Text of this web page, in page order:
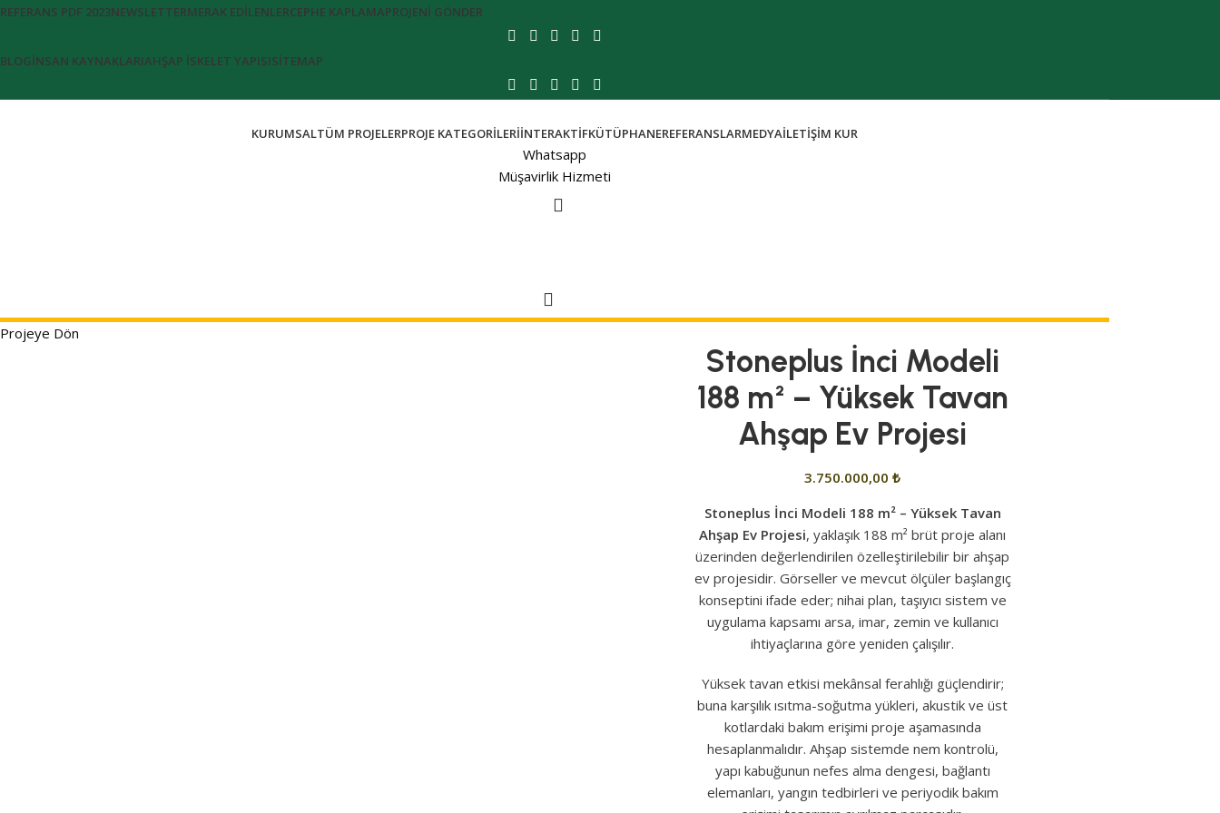
REFERANS PDF 2023NEWSLETTERMERAK EDİLENLERCEPHE KAPLAMAPROJENI GÖNDER
BLOG İNSAN KAYNAKLARIAHŞAP İSKELET YAPISISITEMAP
KURUMSALTÜM PROJELERPROJE KATEGORILERIİNTERAKTIFKÜTÜPHANEREFERANSLARMEDYAİLETIŞIM KUR
Whatsapp
Müşavirlik Hizmeti
Projeye Dön
Stoneplus İnci Modeli
188 m² – Yüksek Tavan
Ahşap Ev Projesi
3.750.000,00₺
Stoneplus İnci Modeli 188 m² – Yüksek Tavan
Ahşap Ev Projesi, yaklaşık 188 m² brüt proje alanı
üzerinden değerlendirilen özelleştirilebilir bir ahşap
ev projesidir. Görseller ve mevcut ölçüler başlangıç
konseptini ifade eder; nihai plan, taşıyıcı sistem ve
uygulama kapsamı arsa, imar, zemin ve kullanıcı
ihtiyaçlarına göre yeniden çalışılır.
Yüksek tavan etkisi mekânsal ferahlığı güçlendirir;
buna karşılık ısıtma-soğutma yükleri, akustik ve üst
kotlardaki bakım erişimi proje aşamasında
hesaplanmalıdır. Ahşap sistemde nem kontrolü,
yapı kabuğunun nefes alma dengesi, bağlantı
elemanları, yangın tedbirleri ve periyodik bakım